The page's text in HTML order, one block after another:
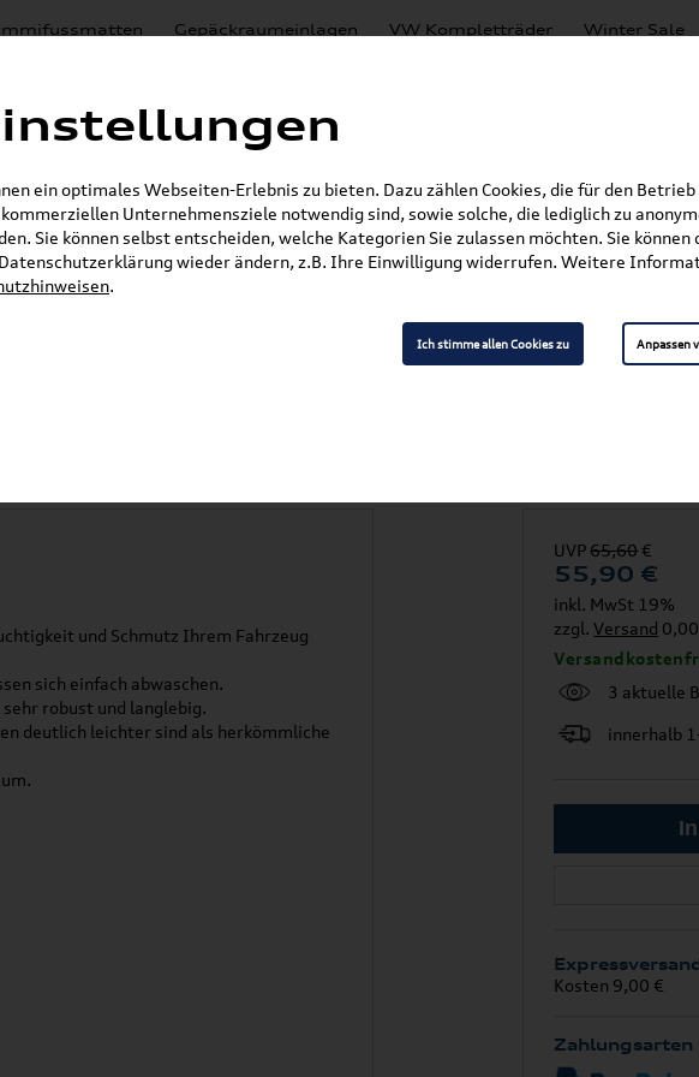
Gepäckraumeinlagen VW Kompletträder Winter Sale
Lackierungen
E-Mail
Satz Vorne 2GA061502 82V
T-Roc Cabriolet / R
Vorne 2GA061502
und Schmutz Ihrem Fahrzeug
sich einfach abwaschen.
robust und langlebig.
deutlich leichter sind als herkömmliche
UVP65,60 €
55,90 €
inkl. MwSt 19%
zzgl.Versand
3 aktuelle
innerhalb
Kosten 9,00 €
Zahlungsarten
ein optimales Webseiten-Erlebnis zu bieten. Dazu zählen Cookies, die für den Betrieb
Unternehmensziele notwendig sind, sowie solche, die lediglich zu
Sie können selbst entscheiden, welche Kategorien Sie zulassen möchten. Sie können
wieder ändern, z.B. Ihre Einwilligung widerrufen. Weitere
.
Ich stimme allen Cookies zu Anpassen